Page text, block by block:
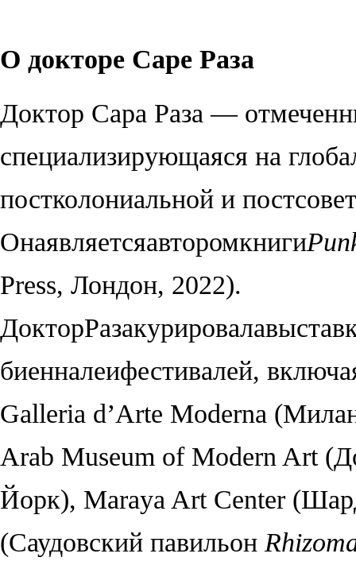
О докторе Саре Раза
Доктор Сара Раза —
специализирующаяся на
постколониальной и
Онаявляетсяавторомкниги
Press, Лондон, 2022).
ДокторРазакурировала
биенналеифестивалей,
Galleria d’Arte Moderna (
Arab Museum of Modern Art (
Йорк), Maraya Art Center (
(Саудовский павильон